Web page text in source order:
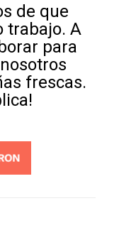
de que
trabajo. A
para
frescas.